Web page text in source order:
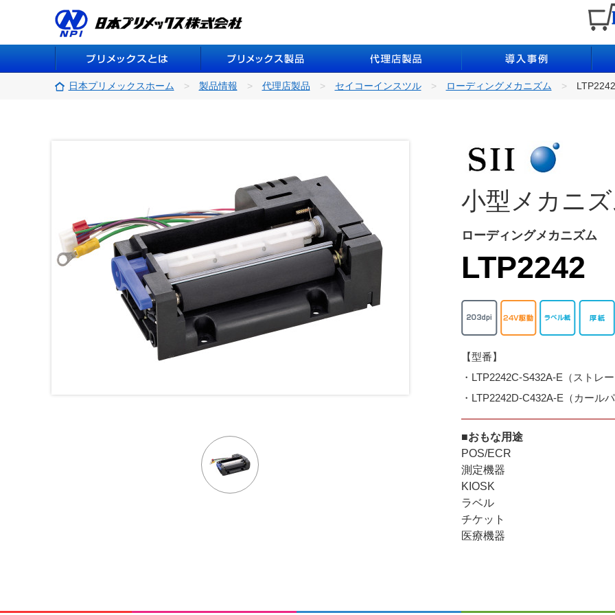
日本プリメックスホーム 製品情報 代理店製品 セイコーインスツル ローディングメカニズム LTP2242
小型メカニ
ローディングメカニズム
LTP2242
【型番】
・LTP2242C-S432A-E（ストレー
・LTP2242D-C432A-E（カールパ
■おもな用途
POS/ECR
測定機器
KIOSK
ラベル
チケット
医療機器